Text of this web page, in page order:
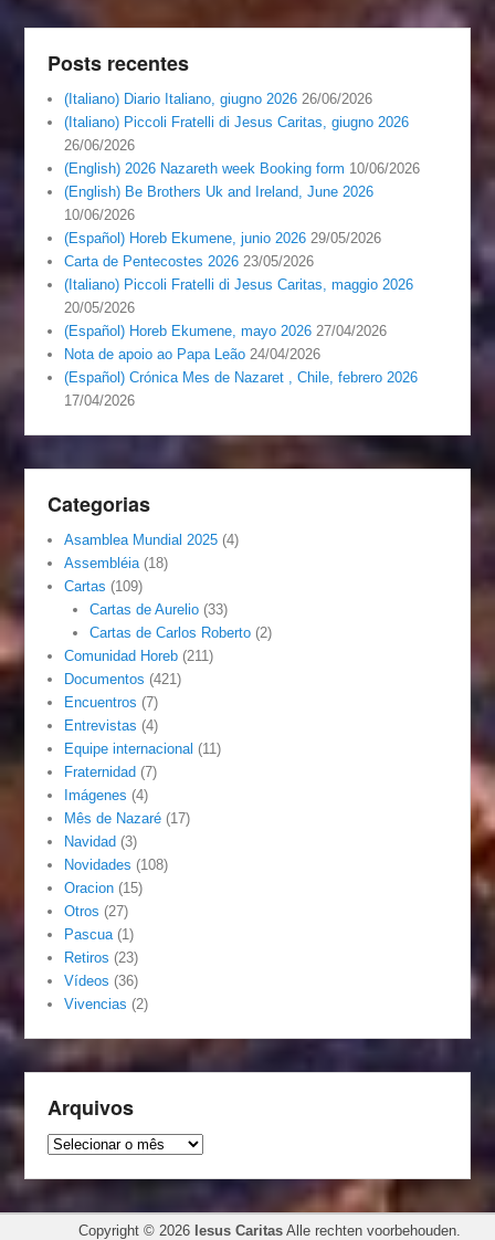
Posts recentes
(Italiano) Diario Italiano, giugno 2026 26/06/2026
(Italiano) Piccoli Fratelli di Jesus Caritas, giugno 2026
26/06/2026
(English) 2026 Nazareth week Booking form 10/06/2026
(English) Be Brothers Uk and Ireland, June 2026
10/06/2026
(Español) Horeb Ekumene, junio 2026 29/05/2026
Carta de Pentecostes 2026 23/05/2026
(Italiano) Piccoli Fratelli di Jesus Caritas, maggio 2026
20/05/2026
(Español) Horeb Ekumene, mayo 2026 27/04/2026
Nota de apoio ao Papa Leão 24/04/2026
(Español) Crónica Mes de Nazaret , Chile, febrero 2026
17/04/2026
Categorias
Asamblea Mundial 2025 (4)
Assembléia(18)
Cartas (109)
Cartas de Aurelio(33)
Cartas de Carlos Roberto(2)
Comunidad Horeb (211)
Documentos (421)
Encuentros (7)
Entrevistas (4)
Equipe internacional (11)
Fraternidad (7)
Imágenes (4)
Mês de Nazaré (17)
Navidad (3)
Novidades (108)
Oracion (15)
Otros (27)
Pascua(1)
Retiros (23)
Vídeos (36)
Vivencias (2)
Arquivos
Arquivos
Copyright © 2026 Iesus Caritas Alle rechten voorbehouden.